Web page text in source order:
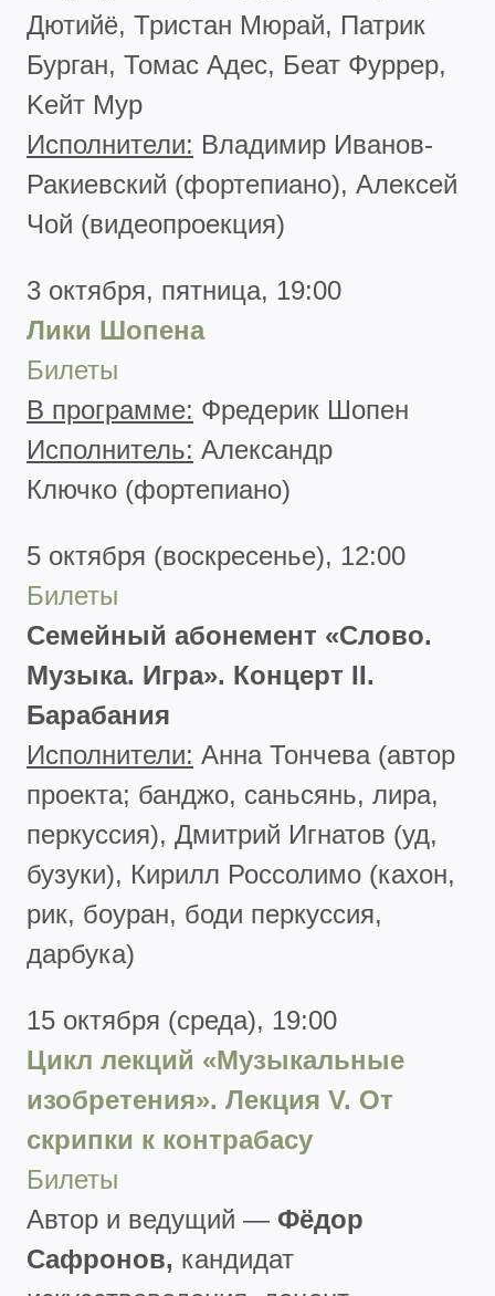
Дютийё, Тристан Мюрай, Патрик
Бурган, Томас Адес, Беат Фуррер,
Kейт Мур
Исполнители: Владимир Иванов-
Ракиевский (фортепиано), Алексей
Чой (видеопроекция)
3 октября, пятница, 19:00
Лики Шопена
Билеты
В программе: Фредерик Шопен
Исполнитель: Александр
Ключко (фортепиано)
5 октября (воскресенье), 12:00
Билеты
Семейный абонемент «Слово.
Музыка. Игра». Концерт II.
Барабания
Исполнители: Анна Тончева (автор
проекта; банджо, саньсянь, лира,
перкуссия), Дмитрий Игнатов (уд,
бузуки), Кирилл Россолимо (кахон,
рик, боуран, боди перкуссия,
дарбука)
15 октября (среда), 19:00
Цикл лекций «Музыкальные
изобретения». Лекция V. От
скрипки к контрабасу
Билеты
Автор и ведущий — Фёдор
Сафронов, кандидат